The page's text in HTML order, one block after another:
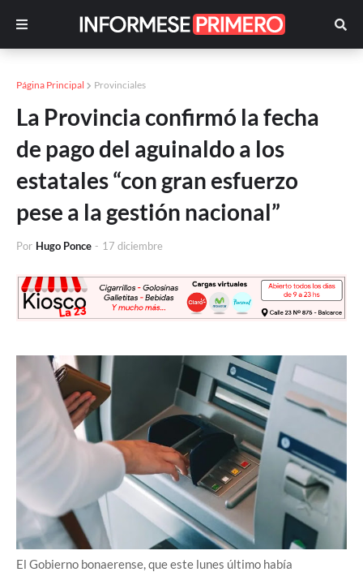
Página Principal Provinciales
La Provincia confirmó la fecha
de pago del aguinaldo a los
estatales “con gran esfuerzo
pese a la gestión nacional”
Por Hugo Ponce - 17 diciembre
El Gobierno bonaerense, que este lunes último había